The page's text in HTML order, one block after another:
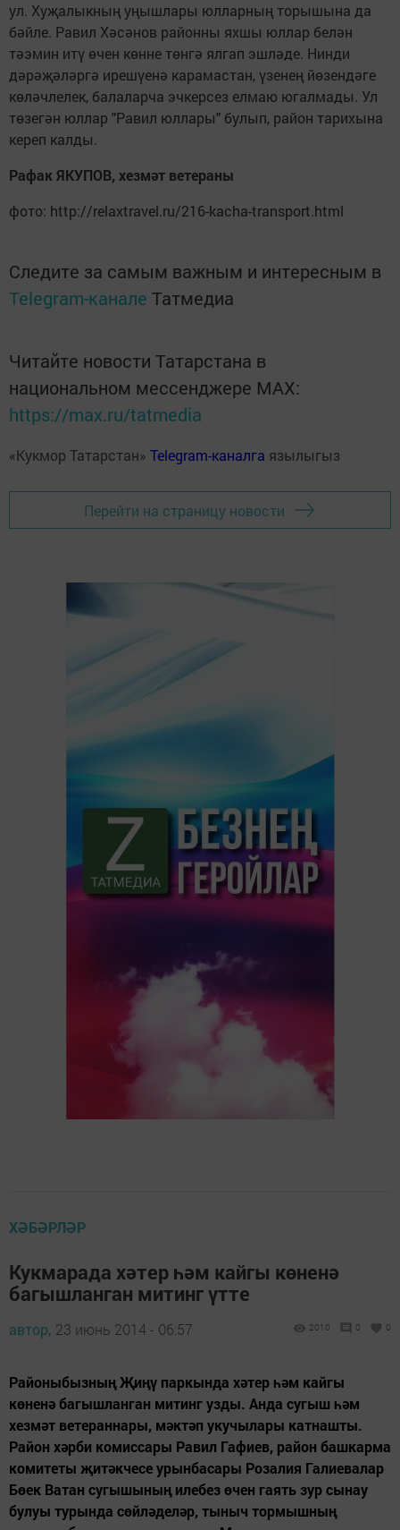
ул. Хуҗалыкның уңышлары юлларның торышына да
бәйле. Равил Хәсәнов районны яхшы юллар белән
тәэмин итү өчен көнне төнгә ялгап эшләде. Нинди
дәрәҗәләргә ирешүенә карамастан, үзенең йөзендәге
көләчлелек, балаларча эчкерсез елмаю югалмады. Ул
төзегән юллар "Равил юллары" булып, район тарихына
кереп калды.
Рафак ЯКУПОВ, хезмәт ветераны
фото: http://relaxtravel.ru/216-kacha-transport.html
Следите за самым важным и интересным в
Telegram-канале Татмедиа
Читайте новости Татарстана в
национальном мессенджере MАХ:
https://max.ru/tatmedia
«Кукмор Татарстан» Telegram-каналга язылыгыз
Перейти на страницу новости
ХӘБӘРЛӘР
Кукмарада хәтер һәм кайгы көненә
багышланган митинг үтте
автор, 23 июнь 2014 - 06:57 2010 0 0
Районыбызның Җиңү паркында хәтер һәм кайгы
көненә багышланган митинг узды. Анда сугыш һәм
хезмәт ветераннары, мәктәп укучылары катнашты.
Район хәрби комиссары Равил Гафиев, район башкарма
комитеты җитәкчесе урынбасары Розалия Галиевалар
Бөек Ватан сугышының илебез өчен гаять зур сынау
булуы турында сөйләделәр, тыныч тормышның